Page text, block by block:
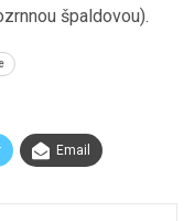
špaldovou).
Email